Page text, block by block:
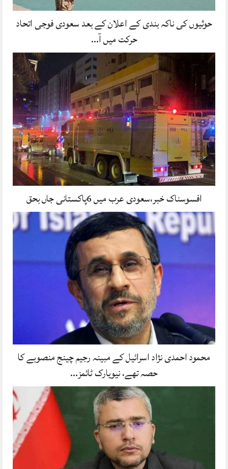
حوثیوں کی ناکہ بندی کے اعلان کے بعد سعودی فوجی اتحاد
حرکت میں آ…
افسوسناک خبر،سعودی عرب میں 6پاکستانی جاں بحق
محمود احمدی نژاد اسرائیل کے مبینہ رجیم چینج منصوبے کا
حصہ تھے، نیویارک ٹائمز…